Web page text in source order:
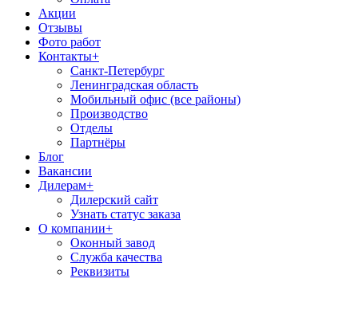
Акции
Отзывы
Фото работ
Контакты+
Санкт-Петербург
Ленинградская область
Мобильный офис (все районы)
Производство
Отделы
Партнёры
Блог
Вакансии
Дилерам+
Дилерский сайт
Узнать статус заказа
О компании+
Оконный завод
Служба качества
Реквизиты